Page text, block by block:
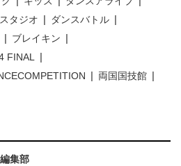
タジオ
ダンスバトル
ブレイキン
FINAL
両国国技館
集部